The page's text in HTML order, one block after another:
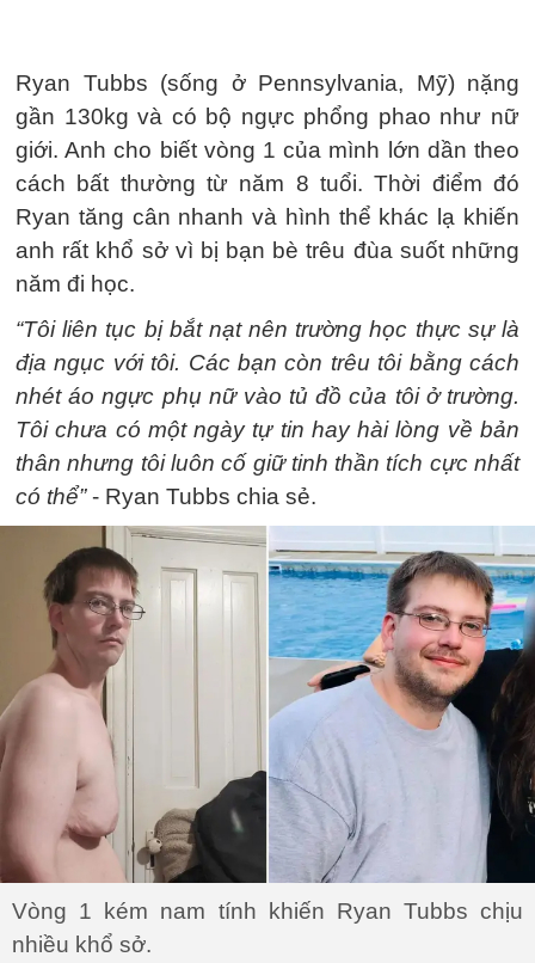
Ryan Tubbs (sống ở Pennsylvania, Mỹ) nặng
gần 130kg và có bộ ngực phổng phao như nữ
giới. Anh cho biết vòng 1 của mình lớn dần theo
cách bất thường từ năm 8 tuổi. Thời điểm đó
Ryan tăng cân nhanh và hình thể khác lạ khiến
anh rất khổ sở vì bị bạn bè trêu đùa suốt những
năm đi học.
“Tôi liên tục bị bắt nạt nên trường học thực sự là
địa ngục với tôi. Các bạn còn trêu tôi bằng cách
nhét áo ngực phụ nữ vào tủ đồ của tôi ở trường.
Tôi chưa có một ngày tự tin hay hài lòng về bản
thân nhưng tôi luôn cố giữ tinh thần tích cực nhất
có thể”- Ryan Tubbs chia sẻ.
Vòng 1 kém nam tính khiến Ryan Tubbs chịu
nhiều khổ sở.